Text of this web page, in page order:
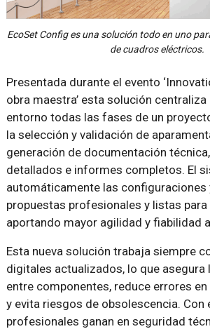
EcoSet Config es una solución todo en uno
de cuadros eléctricos.
Presentada durante el evento
obra maestra’ esta solución centraliza
entorno todas las fases de un
la selección y validación de
generación de documentación
detallados e informes completos. El
automáticamente las configuraciones
propuestas profesionales y listas para
aportando mayor agilidad y fiabilidad
Esta nueva solución trabaja siempre
digitales actualizados, lo que asegura
entre componentes, reduce errores
y evita riesgos de obsolescencia. Con
profesionales ganan en seguridad